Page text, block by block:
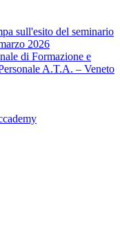
sull'esito del seminario
2026
di Formazione e
A.T.A. – Veneto